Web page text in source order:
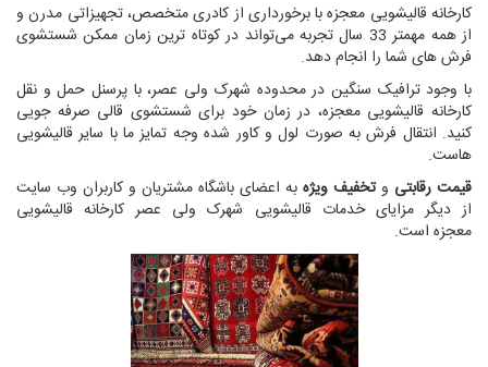
کارخانه قالیشویی معجزه با برخورداری از کادری متخصص، تجهیزاتی مدرن و
از همه مهمتر 33 سال تجربه می‌تواند در کوتاه ترین زمان ممکن شستشوی
فرش های شما را انجام دهد.
با وجود ترافیک سنگین در محدوده شهرک ولی عصر، با پرسنل حمل و نقل
کارخانه قالیشویی معجزه، در زمان خود برای شستشوی قالی صرفه جویی
کنید. انتقال فرش به صورت لول و کاور شده وجه تمایز ما با سایر قالیشویی
هاست.
قیمت رقابتی وتخفیف ویژه به اعضای باشگاه مشتریان و کاربران وب سایت
از دیگر مزایای خدمات قالیشویی شهرک ولی عصر کارخانه قالیشویی
معجزه است.